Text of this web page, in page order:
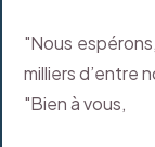
"Nous
milliers d’entre
"Bien à vous,